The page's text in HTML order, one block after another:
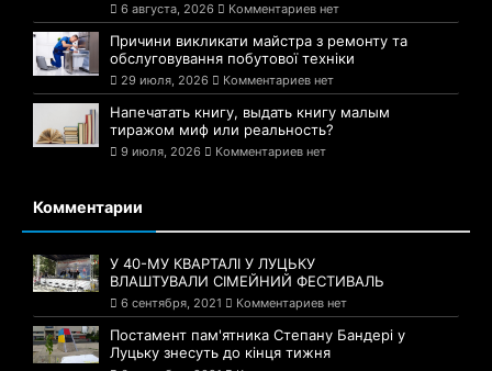
6 августа, 2026 Комментариев нет
Причини викликати майстра з ремонту та
обслуговування побутової техніки
29 июля, 2026 Комментариев нет
Напечатать книгу, выдать книгу малым
тиражом миф или реальность?
9 июля, 2026 Комментариев нет
Комментарии
У 40-МУ КВАРТАЛІ У ЛУЦЬКУ
ВЛАШТУВАЛИ СІМЕЙНИЙ ФЕСТИВАЛЬ
6 сентября, 2021 Комментариев нет
Постамент пам'ятника Степану Бандері у
Луцьку знесуть до кінця тижня